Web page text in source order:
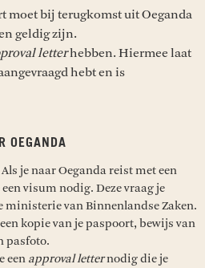
moet bij terugkomst uit Oeganda
geldig zijn.
letterhebben. Hiermee laat
hebt en is
OEGANDA
Als je naar Oeganda reist met een
visum nodig. Deze vraag je
ministerie van Binnenlandse Zaken.
kopie van je paspoort, bewijs van
pasfoto.
een approval letternodig die je